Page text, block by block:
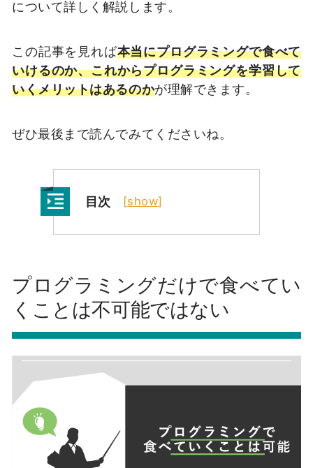
について詳しく解説します。
この記事を見れば本当にプログラミングで食べて
いけるのか、これからプログラミングを学習して
いくメリットはあるのかが理解できます。
ぜひ最後まで読んでみてくださいね。
目次 [show]
プログラミングだけで食べてい
くことは不可能ではない